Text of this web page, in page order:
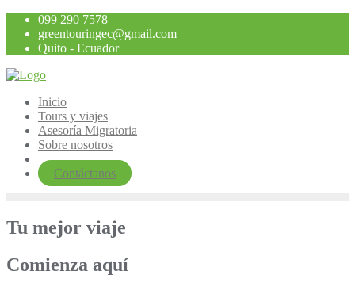
Saltar
contenido
099 290 7578
greentouringec@gmail.com
Quito - Ecuador
Inicio
Tours y viajes
Asesoría Migratoria
Sobre nosotros
Contáctanos
Tu mejor viaje
Comienza aquí